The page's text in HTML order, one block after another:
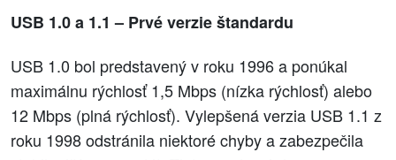
USB 1.0 a 1.1 – Prvé verzie štandardu
USB 1.0 bol predstavený v roku 1996 a ponúkal
maximálnu rýchlosť 1,5 Mbps (nízka rýchlosť) alebo
12 Mbps (plná rýchlosť). Vylepšená verzia USB 1.1 z
roku 1998 odstránila niektoré chyby a zabezpečila